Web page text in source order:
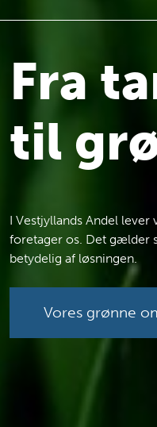
Fra
til
I Vestjyllands Andel
foretager os. Det gælder
betydelig af løsningen.
Vores grønne